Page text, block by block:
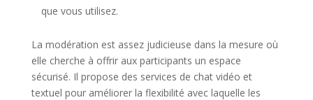
que vous utilisez.
La modération est assez judicieuse dans la mesure où
elle cherche à offrir aux participants un espace
sécurisé. Il propose des services de chat vidéo et
textuel pour améliorer la flexibilité avec laquelle les